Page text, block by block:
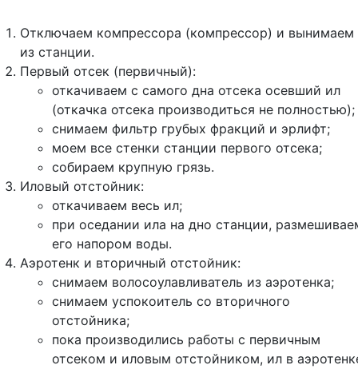
Отключаем компрессора (компрессор) и вынимаем
из станции.
Первый отсек (первичный):
откачиваем с самого дна отсека осевший ил
(откачка отсека производиться не полностью);
снимаем фильтр грубых фракций и эрлифт;
моем все стенки станции первого отсека;
собираем крупную грязь.
Иловый отстойник:
откачиваем весь ил;
при оседании ила на дно станции,
его напором воды.
Аэротенк и вторичный отстойник:
снимаем волосоулавливатель из аэротенка;
снимаем успокоитель со вторичного
отстойника;
пока производились работы с первичным
отсеком и иловым отстойником, ил в